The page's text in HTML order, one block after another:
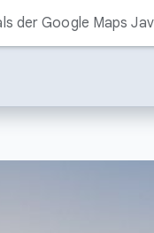
der Google Maps